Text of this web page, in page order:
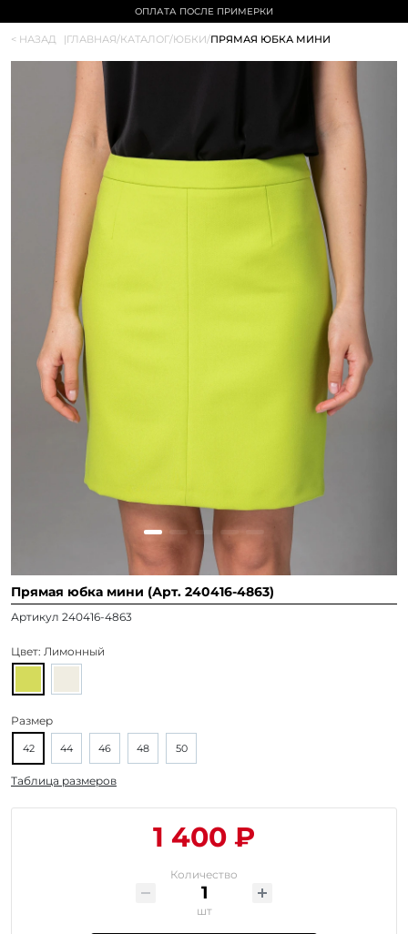
ОПЛАТА ПОСЛЕ ПРИМЕРКИ
< НАЗАД |ГЛАВНАЯ/КАТАЛОГ/ЮБКИ/ПРЯМАЯ ЮБКА МИНИ
Прямая юбка мини (Арт. 240416-4863)
Артикул 240416-4863
Цвет: Лимонный
Размер
42 44 46 48 50
Таблица размеров
1 400 ₽
Количество
шт